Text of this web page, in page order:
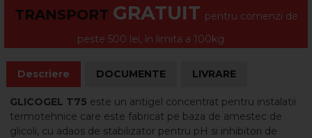
TRANSPORT GRATUIT pentru comenzi de
peste 500 lei, în limita a 100kg
Descriere DOCUMENTE LIVRARE
GLICOGEL T75 este un antigel concentrat pentru instalatii
termotehnice care este fabricat pe baza de amestec de
glicoli, cu adaos de stabilizator pentru pH si inhibitori de